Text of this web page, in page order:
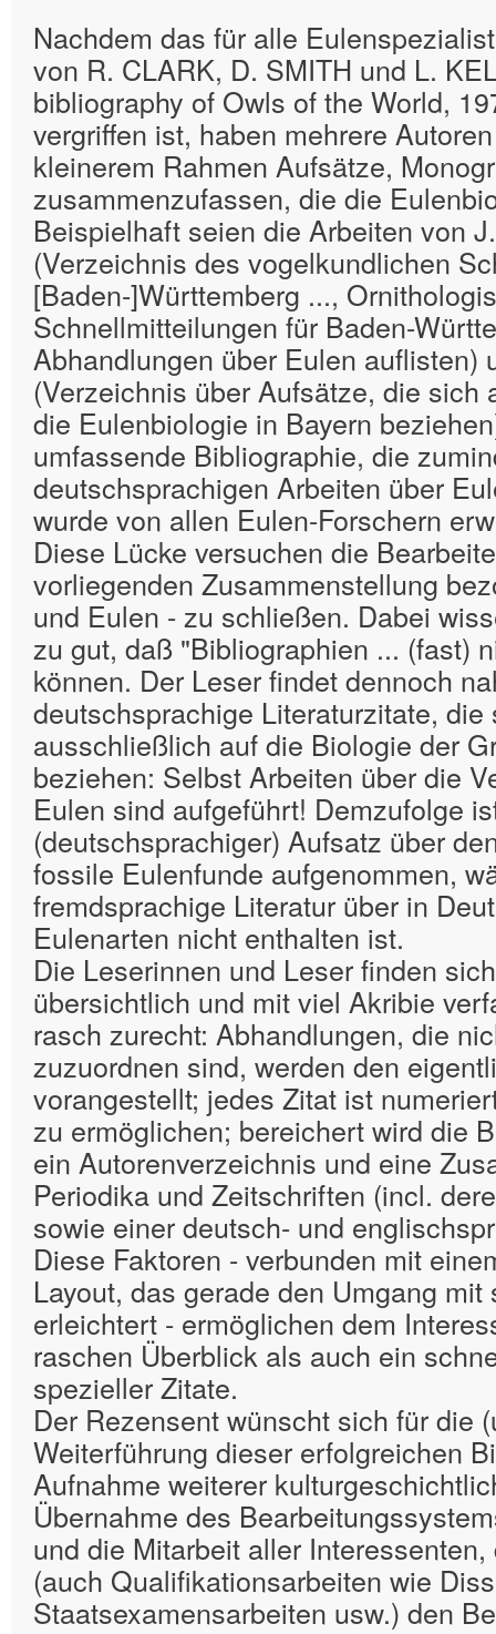
Nachdem das für alle
von R. CLARK, D. SMITH und L.
bibliography of Owls of the World,
vergriffen ist, haben mehrere
kleinerem Rahmen Aufsätze,
zusammenzufassen, die die
Beispielhaft seien die Arbeiten von
(Verzeichnis des vogelkundlichen
[Baden-]Württemberg ...,
Schnellmitteilungen für Baden-
Abhandlungen über Eulen auflisten)
(Verzeichnis über Aufsätze, die sich
die Eulenbiologie in Bayern
umfassende Bibliographie, die
deutschsprachigen Arbeiten über
wurde von allen Eulen-Forschern
Diese Lücke versuchen die
vorliegenden Zusammenstellung
und Eulen - zu schließen. Dabei
zu gut, daß "Bibliographien ... (fast)
können. Der Leser findet dennoch
deutschsprachige Literaturzitate, die
ausschließlich auf die Biologie der
beziehen: Selbst Arbeiten über die
Eulen sind aufgeführt! Demzufolge
(deutschsprachiger) Aufsatz über
fossile Eulenfunde aufgenommen,
fremdsprachige Literatur über in
Eulenarten nicht enthalten ist.
Die Leserinnen und Leser finden
übersichtlich und mit viel Akribie
rasch zurecht: Abhandlungen, die
zuzuordnen sind, werden den
vorangestellt; jedes Zitat ist
zu ermöglichen; bereichert wird die
ein Autorenverzeichnis und eine
Periodika und Zeitschriften (incl.
sowie einer deutsch- und
Diese Faktoren - verbunden mit
Layout, das gerade den Umgang
erleichtert - ermöglichen dem
raschen Überblick als auch ein
spezieller Zitate.
Der Rezensent wünscht sich für die
Weiterführung dieser erfolgreichen
Aufnahme weiterer
Übernahme des
und die Mitarbeit aller
(auch Qualifikationsarbeiten wie
Staatsexamensarbeiten usw.) den